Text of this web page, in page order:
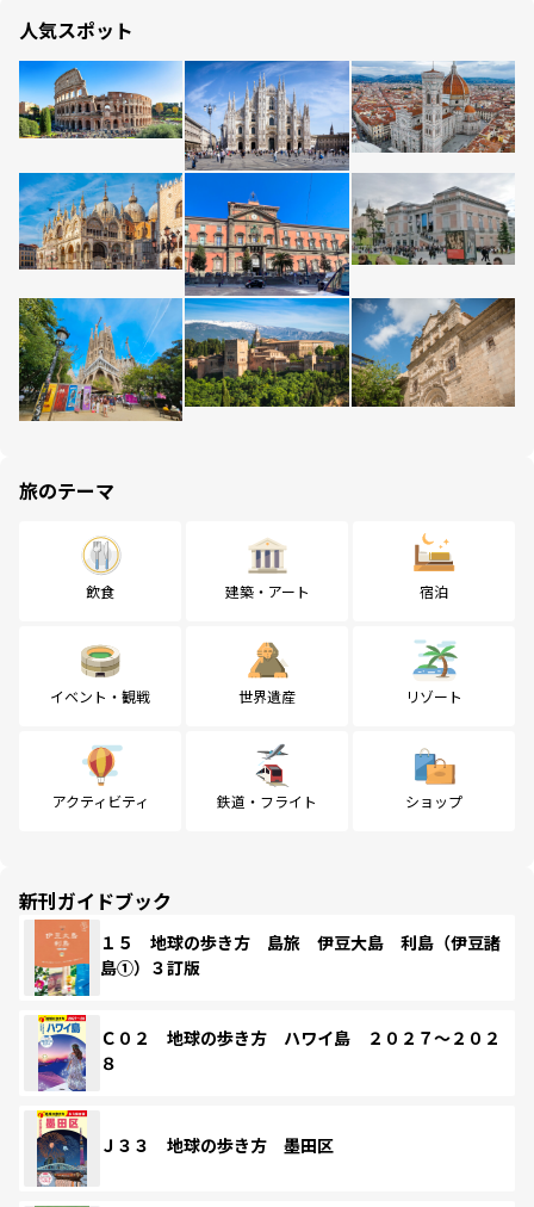
人気スポット
旅のテーマ
飲食 建築・アート 宿泊
イベント・観戦 世界遺産 リゾート
アクティビティ 鉄道・フライト ショップ
新刊ガイドブック
１５ 地球の歩き方 島旅 伊豆大島 利島（伊豆諸
島①）３訂版
Ｃ０２ 地球の歩き方 ハワイ島 ２０２７～２０２
８
Ｊ３３ 地球の歩き方 墨田区